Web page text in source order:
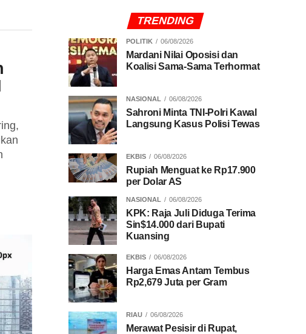
TRENDING
POLITIK 06/08/2026
Mardani Nilai Oposisi dan
Koalisi Sama-Sama Terhormat
NASIONAL 06/08/2026
Sahroni Minta TNI-Polri Kawal
Langsung Kasus Polisi Tewas
EKBIS 06/08/2026
Rupiah Menguat ke Rp17.900
per Dolar AS
NASIONAL 06/08/2026
KPK: Raja Juli Diduga Terima
Sin$14.000 dari Bupati
Kuansing
EKBIS 06/08/2026
Harga Emas Antam Tembus
Rp2,679 Juta per Gram
RIAU 06/08/2026
Merawat Pesisir di Rupat,